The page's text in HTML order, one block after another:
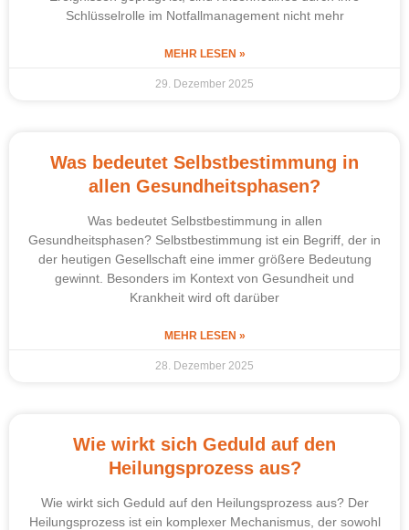
Schlüsselrolle im Notfallmanagement nicht mehr
MEHR LESEN »
29. Dezember 2025
Was bedeutet Selbstbestimmung in
allen Gesundheitsphasen?
Was bedeutet Selbstbestimmung in allen
Gesundheitsphasen? Selbstbestimmung ist ein Begriff, der in
der heutigen Gesellschaft eine immer größere Bedeutung
gewinnt. Besonders im Kontext von Gesundheit und
Krankheit wird oft darüber
MEHR LESEN »
28. Dezember 2025
Wie wirkt sich Geduld auf den
Heilungsprozess aus?
Wie wirkt sich Geduld auf den Heilungsprozess aus? Der
Heilungsprozess ist ein komplexer Mechanismus, der sowohl